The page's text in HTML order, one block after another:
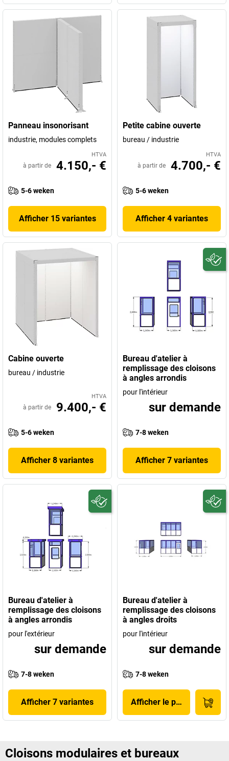
Panneau insonorisant
industrie, modules complets
HTVA
à partir de 4.150,- €
5-6 weken
Afficher 15 variantes
Petite cabine ouverte
bureau / industrie
HTVA
à partir de 4.700,- €
5-6 weken
Afficher 4 variantes
Cabine ouverte
bureau / industrie
HTVA
à partir de 9.400,- €
5-6 weken
Afficher 8 variantes
Bureau d'atelier à
remplissage des cloisons
à angles arrondis
pour l'intérieur
sur demande
7-8 weken
Afficher 7 variantes
Bureau d'atelier à
remplissage des cloisons
à angles arrondis
pour l'extérieur
sur demande
7-8 weken
Afficher 7 variantes
Bureau d'atelier à
remplissage des cloisons
à angles droits
pour l'intérieur
sur demande
7-8 weken
Afficher le produit
Cloisons modulaires et bureaux